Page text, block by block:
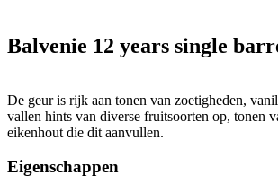
Balvenie 12 years single
De geur is rijk aan tonen van zoetigheden,
vallen hints van diverse fruitsoorten op, tonen
eikenhout die dit aanvullen.
Eigenschappen